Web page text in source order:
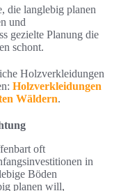
die langlebig planen
und
gezielte Planung die
schont.
Holzverkleidungen
Holzverkleidungen
Wäldern.
oft
in
Böden
planen will,